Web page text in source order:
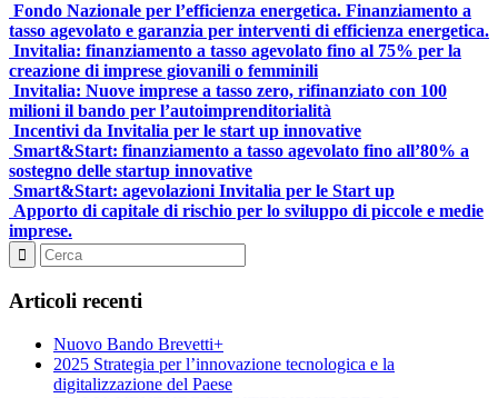
Fondo Nazionale per l’efficienza energetica. Finanziamento a
tasso agevolato e garanzia per interventi di efficienza energetica.
Invitalia: finanziamento a tasso agevolato fino al 75% per la
creazione di imprese giovanili o femminili
Invitalia: Nuove imprese a tasso zero, rifinanziato con 100
milioni il bando per l’autoimprenditorialità
Incentivi da Invitalia per le start up innovative
Smart&Start: finanziamento a tasso agevolato fino all’80% a
sostegno delle startup innovative
Smart&Start: agevolazioni Invitalia per le Start up
Apporto di capitale di rischio per lo sviluppo di piccole e medie
imprese.
Articoli recenti
Nuovo Bando Brevetti+
2025 Strategia per l’innovazione tecnologica e la
digitalizzazione del Paese